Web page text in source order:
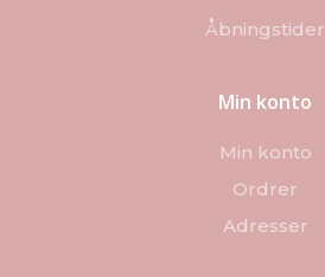
Åbningstider
Min konto
Min konto
Ordrer
Adresser